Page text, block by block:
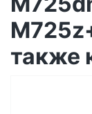
также